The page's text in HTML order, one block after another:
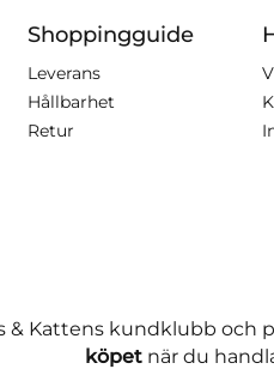
Shoppingguide
Leverans
Hållbarhet
Retur
& Kattens kundklubb och
köpetnär du